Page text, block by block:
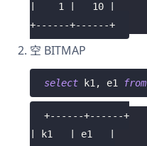
|    1 |   10 |
+------+------+
空 BITMAP
select k1 , e1 from
+------+------+
| k1   | e1   |